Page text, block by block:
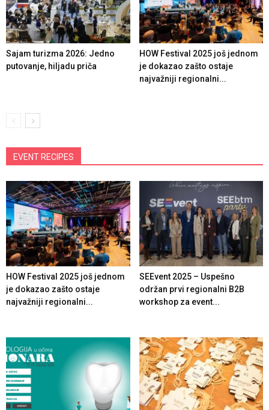
Sajam turizma 2026: Jedno
putovanje, hiljadu priča
HOW Festival 2025 još jednom
je dokazao zašto ostaje
najvažniji regionalni...
EVENT RECIPES
HOW Festival 2025 još jednom
je dokazao zašto ostaje
najvažniji regionalni...
SEEvent 2025 – Uspešno
održan prvi regionalni B2B
workshop za event...